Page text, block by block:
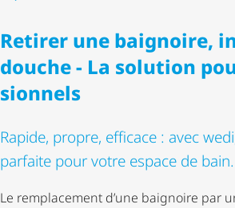
Retirer une baignoire,
douche - La solution
sion­nels
Rapide, propre, efficace : avec
parfaite pour votre espace de bain.
Le remplacement d’une baignoire par